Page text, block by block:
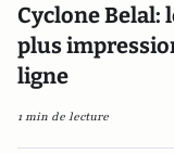
Cyclone Belal:
plus
ligne
1 min de lecture